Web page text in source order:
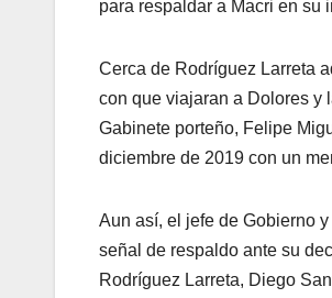
para respaldar a Macri en su
Cerca de Rodríguez Larreta
con que viajaran a Dolores y
Gabinete porteño, Felipe
diciembre de 2019 con un
Aun así, el jefe de Gobierno
señal de respaldo ante su
Rodríguez Larreta, Diego